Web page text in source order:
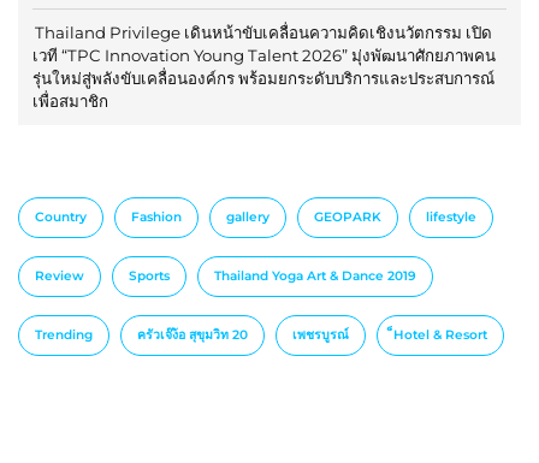
Thailand Privilege เดินหน้าขับเคลื่อนความคิดเชิงนวัตกรรม เปิด
เวที “TPC Innovation Young Talent 2026” มุ่งพัฒนาศักยภาพคน
รุ่นใหม่สู่พลังขับเคลื่อนองค์กร พร้อมยกระดับบริการและประสบการณ์
เพื่อสมาชิก
Country Fashion gallery GEOPARK lifestyle
Review Sports Thailand Yoga Art & Dance 2019
Trending ครัวเจ๊ง้อ สุขุมวิท 20 เพชรบูรณ์ ็Hotel & Resort